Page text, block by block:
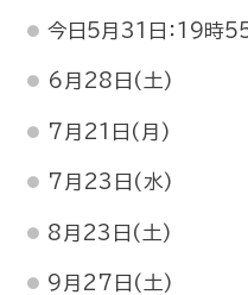
今日5月31日：19時
6月28日(土)
7月21日(月)
7月23日(水)
8月23日(土)
9月27日(土)